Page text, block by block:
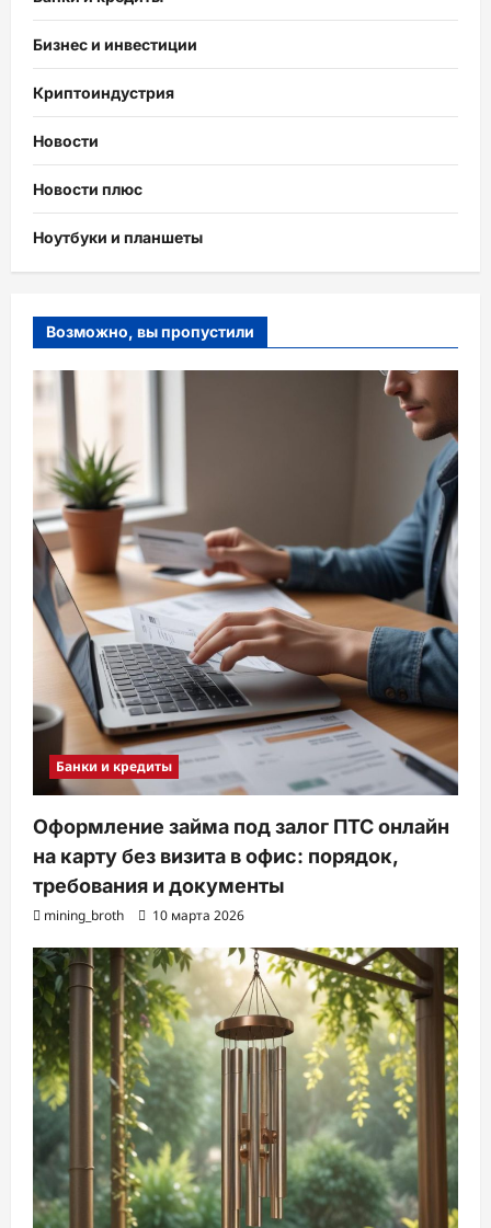
Бизнес и инвестиции
Криптоиндустрия
Новости
Новости плюс
Ноутбуки и планшеты
Возможно, вы пропустили
Банки и кредиты
Оформление займа под залог ПТС онлайн
на карту без визита в офис: порядок,
требования и документы
mining_broth 10 марта 2026